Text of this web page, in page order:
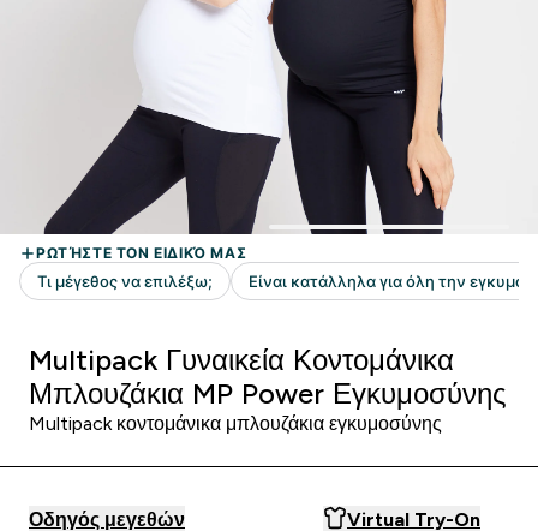
Multipack Γυναικεία Κοντομάνικα
Μπλουζάκια MP Power Εγκυμοσύνης
Multipack κοντομάνικα μπλουζάκια εγκυμοσύνης
Οδηγός μεγεθών Virtual Try-On